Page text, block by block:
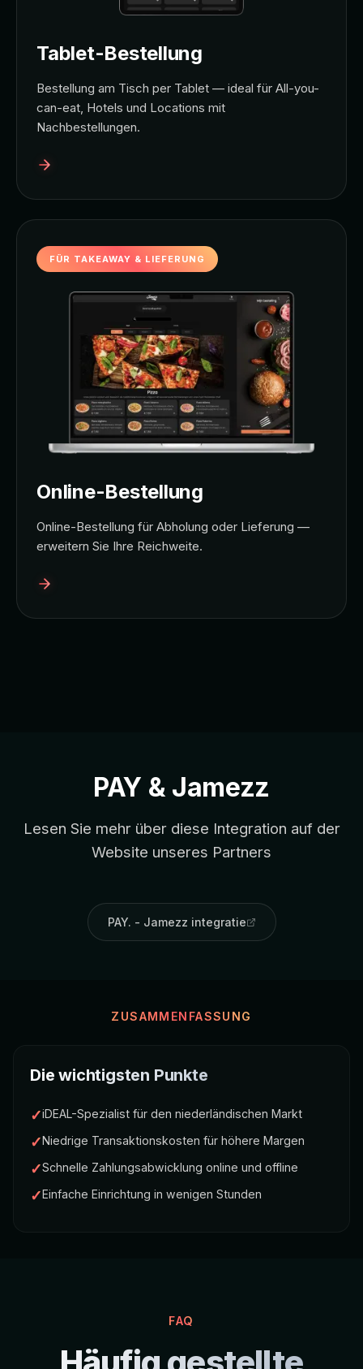
Tablet-Bestellung
Bestellung am Tisch per Tablet — ideal für All-you-
can-eat, Hotels und Locations mit
Nachbestellungen.
FÜR TAKEAWAY & LIEFERUNG
Online-Bestellung
Online-Bestellung für Abholung oder Lieferung —
erweitern Sie Ihre Reichweite.
PAY & Jamezz
Lesen Sie mehr über diese Integration auf der
Website unseres Partners
PAY. - Jamezz integratie
ZUSAMMENFASSUNG
Die wichtigsten Punkte
✓iDEAL-Spezialist für den niederländischen Markt
✓Niedrige Transaktionskosten für höhere Margen
✓Schnelle Zahlungsabwicklung online und offline
✓Einfache Einrichtung in wenigen Stunden
FAQ